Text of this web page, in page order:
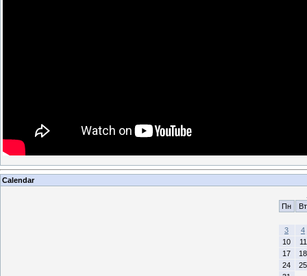
Calendar
Пн
Вт
3
4
10
11
17
18
24
25